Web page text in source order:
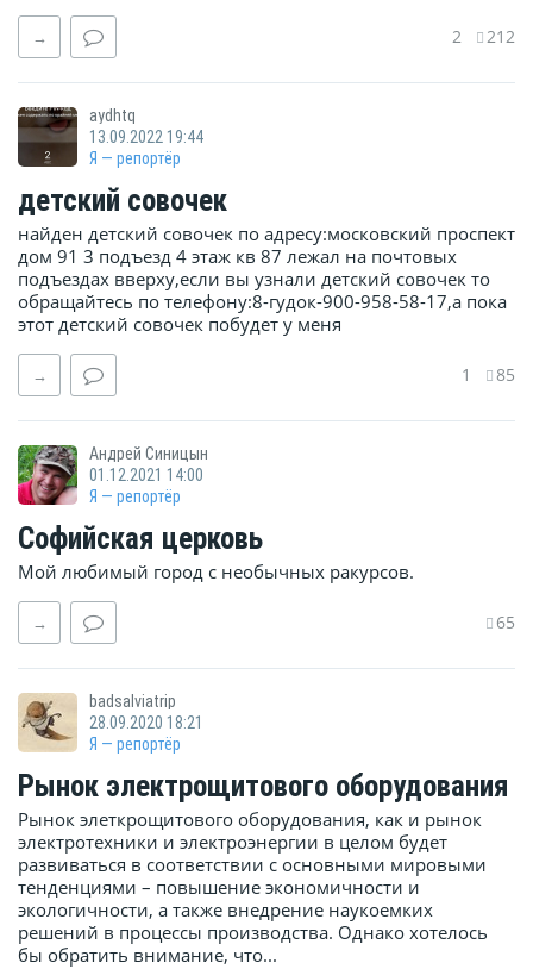
→ 2 212
aydhtq
13.09.2022 19:44
Я — репортёр
детский совочек
найден детский совочек по адресу:московский проспект
дом 91 3 подъезд 4 этаж кв 87 лежал на почтовых
подъездах вверху,если вы узнали детский совочек то
обращайтесь по телефону:8-гудок-900-958-58-17,а пока
этот детский совочек побудет у меня
→ 1 85
Андрей Синицын
01.12.2021 14:00
Я — репортёр
Софийская церковь
Мой любимый город с необычных ракурсов.
→ 65
badsalviatrip
28.09.2020 18:21
Я — репортёр
Рынок электрощитового оборудования
Рынок элеткрощитового оборудования, как и рынок
электротехники и электроэнергии в целом будет
развиваться в соответствии с основными мировыми
тенденциями – повышение экономичности и
экологичности, а также внедрение наукоемких
решений в процессы производства. Однако хотелось
бы обратить внимание, что...